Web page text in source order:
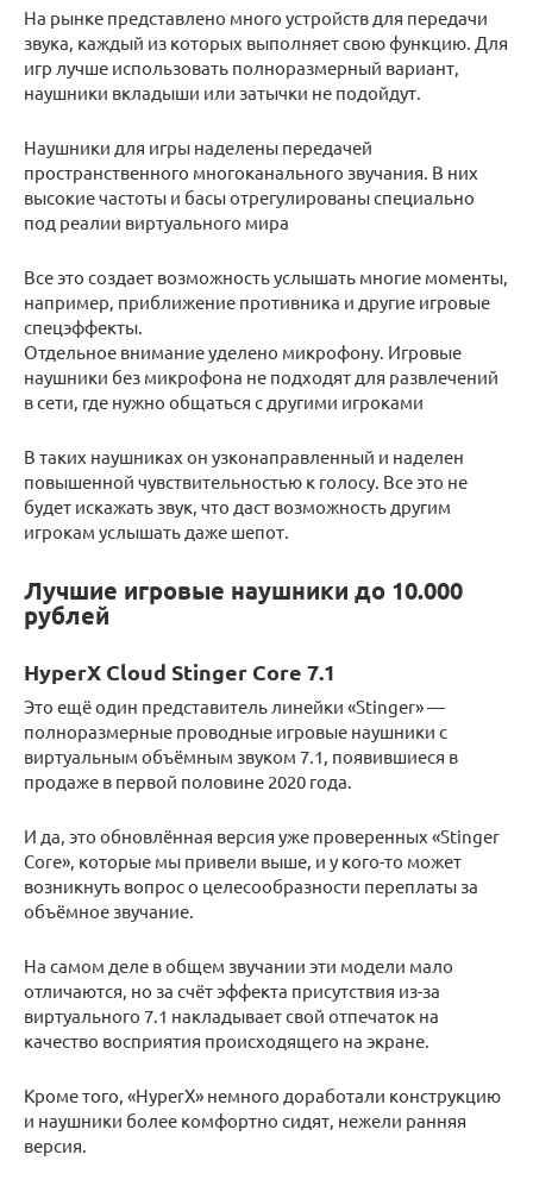
На рынке представлено много устройств для передачи
звука, каждый из которых выполняет свою функцию. Для
игр лучше использовать полноразмерный вариант,
наушники вкладыши или затычки не подойдут.
Наушники для игры наделены передачей
пространственного многоканального звучания. В них
высокие частоты и басы отрегулированы специально
под реалии виртуального мира
Все это создает возможность услышать многие моменты,
например, приближение противника и другие игровые
спецэффекты.
Отдельное внимание уделено микрофону. Игровые
наушники без микрофона не подходят для развлечений
в сети, где нужно общаться с другими игроками
В таких наушниках он узконаправленный и наделен
повышенной чувствительностью к голосу. Все это не
будет искажать звук, что даст возможность другим
игрокам услышать даже шепот.
Лучшие игровые наушники до 10.000
рублей
HyperX Cloud Stinger Core 7.1
Это ещё один представитель линейки «Stinger» —
полноразмерные проводные игровые наушники с
виртуальным объёмным звуком 7.1, появившиеся в
продаже в первой половине 2020 года.
И да, это обновлённая версия уже проверенных «Stinger
Core», которые мы привели выше, и у кого-то может
возникнуть вопрос о целесообразности переплаты за
объёмное звучание.
На самом деле в общем звучании эти модели мало
отличаются, но за счёт эффекта присутствия из-за
виртуального 7.1 накладывает свой отпечаток на
качество восприятия происходящего на экране.
Кроме того, «HyperX» немного доработали конструкцию
и наушники более комфортно сидят, нежели ранняя
версия.